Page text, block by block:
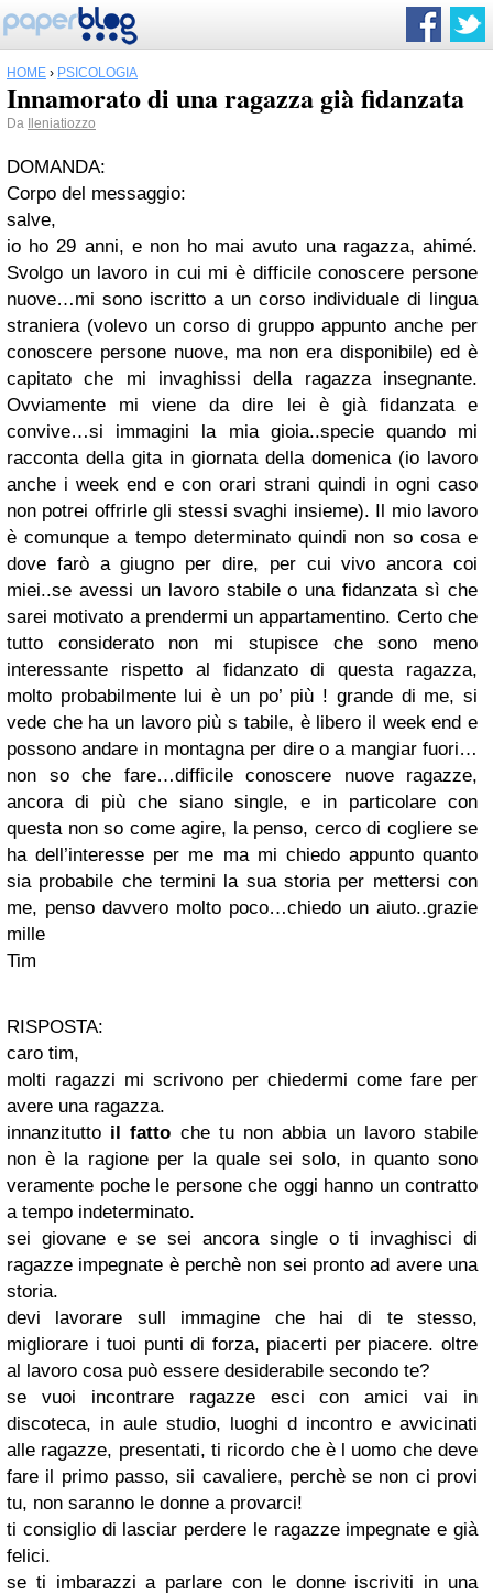
HOME › PSICOLOGIA
Innamorato di una ragazza già fidanzata
Da Ileniatiozzo
DOMANDA:
Corpo del messaggio:
salve,
io ho 29 anni, e non ho mai avuto una ragazza, ahimé.
Svolgo un lavoro in cui mi è difficile conoscere persone
nuove…mi sono iscritto a un corso individuale di lingua
straniera (volevo un corso di gruppo appunto anche per
conoscere persone nuove, ma non era disponibile) ed è
capitato che mi invaghissi della ragazza insegnante.
Ovviamente mi viene da dire lei è già fidanzata e
convive…si immagini la mia gioia..specie quando mi
racconta della gita in giornata della domenica (io lavoro
anche i week end e con orari strani quindi in ogni caso
non potrei offrirle gli stessi svaghi insieme). Il mio lavoro
è comunque a tempo determinato quindi non so cosa e
dove farò a giugno per dire, per cui vivo ancora coi
miei..se avessi un lavoro stabile o una fidanzata sì che
sarei motivato a prendermi un appartamentino. Certo che
tutto considerato non mi stupisce che sono meno
interessante rispetto al fidanzato di questa ragazza,
molto probabilmente lui è un po’ più ! grande di me, si
vede che ha un lavoro più s tabile, è libero il week end e
possono andare in montagna per dire o a mangiar fuori…
non so che fare…difficile conoscere nuove ragazze,
ancora di più che siano single, e in particolare con
questa non so come agire, la penso, cerco di cogliere se
ha dell’interesse per me ma mi chiedo appunto quanto
sia probabile che termini la sua storia per mettersi con
me, penso davvero molto poco…chiedo un aiuto..grazie
mille
Tim
RISPOSTA:
caro tim,
molti ragazzi mi scrivono per chiedermi come fare per
avere una ragazza.
innanzitutto il fatto che tu non abbia un lavoro stabile
non è la ragione per la quale sei solo, in quanto sono
veramente poche le persone che oggi hanno un contratto
a tempo indeterminato.
sei giovane e se sei ancora single o ti invaghisci di
ragazze impegnate è perchè non sei pronto ad avere una
storia.
devi lavorare sull immagine che hai di te stesso,
migliorare i tuoi punti di forza, piacerti per piacere. oltre
al lavoro cosa può essere desiderabile secondo te?
se vuoi incontrare ragazze esci con amici vai in
discoteca, in aule studio, luoghi d incontro e avvicinati
alle ragazze, presentati, ti ricordo che è l uomo che deve
fare il primo passo, sii cavaliere, perchè se non ci provi
tu, non saranno le donne a provarci!
ti consiglio di lasciar perdere le ragazze impegnate e già
felici.
se ti imbarazzi a parlare con le donne iscriviti in una